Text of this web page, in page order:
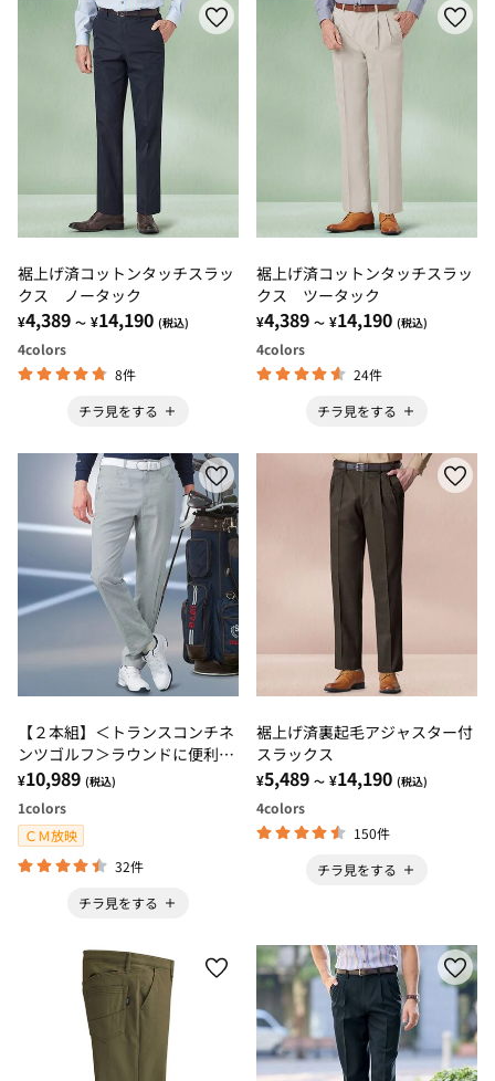
裾上げ済コットンタッチスラッ
クス ノータック
¥4,389 ～ ¥14,190 (税込)
4colors
8件
チラ見をする
裾上げ済コットンタッチスラッ
クス ツータック
¥4,389 ～ ¥14,190 (税込)
4colors
24件
チラ見をする
【２本組】＜トランスコンチネ
ンツゴルフ＞ラウンドに便利な
アクティブパンツ
¥10,989 (税込)
1colors
ＣＭ放映
32件
チラ見をする
裾上げ済裏起毛アジャスター付
スラックス
¥5,489 ～ ¥14,190 (税込)
4colors
150件
チラ見をする